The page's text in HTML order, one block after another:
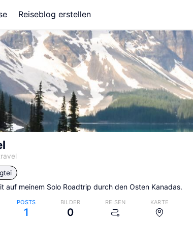
Reiseblog erstellen
auf meinem Solo Roadtrip durch den Osten Kanadas.
POSTS
1
BILDER
0
REISEN KARTE